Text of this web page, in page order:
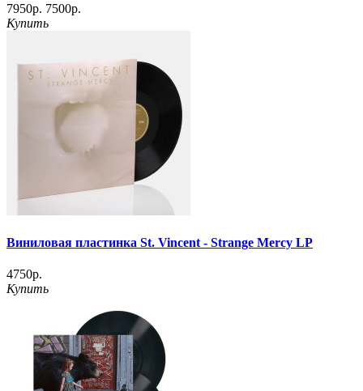
7950р. 7500р.
Купить
Виниловая пластинка St. Vincent - Strange Mercy LP
4750р.
Купить